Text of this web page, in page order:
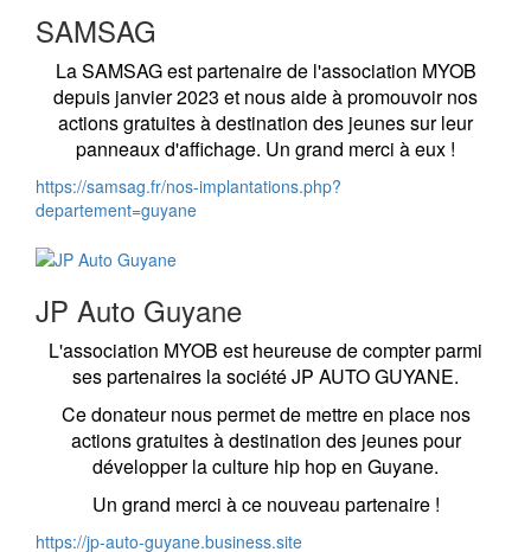
SAMSAG
La SAMSAG est partenaire de l'association MYOB
depuis janvier 2023 et nous aide à promouvoir nos
actions gratuites à destination des jeunes sur leur
panneaux d'affichage. Un grand merci à eux !
https://samsag.fr/nos-implantations.php?
departement=guyane
JP Auto Guyane
L'association MYOB est heureuse de compter parmi
ses partenaires la société JP AUTO GUYANE.
Ce donateur nous permet de mettre en place nos
actions gratuites à destination des jeunes pour
développer la culture hip hop en Guyane.
Un grand merci à ce nouveau partenaire !
https://jp-auto-guyane.business.site